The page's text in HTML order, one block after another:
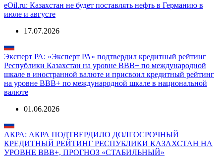
eOil.ru: Казахстан не будет поставлять нефть в Германию в
июле и августе
17.07.2026
Эксперт РА: «Эксперт РА» подтвердил кредитный рейтинг
Республики Казахстан на уровне BBВ+ по международной
шкале в иностранной валюте и присвоил кредитный рейтинг
на уровне ВВВ+ по международной шкале в национальной
валюте
01.06.2026
АКРА: АКРА ПОДТВЕРДИЛО ДОЛГОСРОЧНЫЙ
КРЕДИТНЫЙ РЕЙТИНГ РЕСПУБЛИКИ КАЗАХСТАН НА
УРОВНЕ ВВВ+, ПРОГНОЗ «СТАБИЛЬНЫЙ»